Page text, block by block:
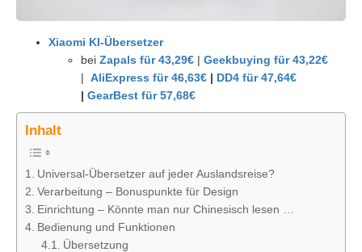
Xiaomi KI-Übersetzer
bei Zapals für 43,29€ | Geekbuying für 43,22€
| AliExpress für 46,63€ | DD4 für 47,64€
| GearBest für 57,68€
Inhalt
Universal-Übersetzer auf jeder Auslandsreise?
Verarbeitung – Bonuspunkte für Design
Einrichtung – Könnte man nur Chinesisch lesen …
Bedienung und Funktionen
Übersetzung